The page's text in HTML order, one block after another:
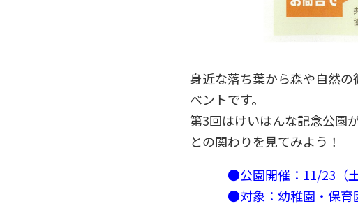
身近な落ち葉から森や自然
ベントです。
第3回はけいはんな記念公園
との関わりを見てみよう！
●公園開催：11/23（土
●対象：幼稚園・保育園